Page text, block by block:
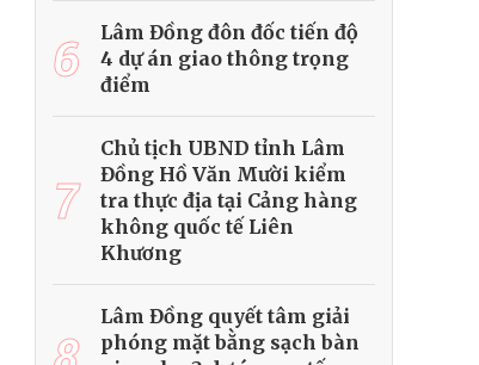
6
Lâm Đồng đôn đốc tiến độ
4 dự án giao thông trọng
điểm
7
Chủ tịch UBND tỉnh Lâm
Đồng Hồ Văn Mười kiểm
tra thực địa tại Cảng hàng
không quốc tế Liên
Khương
Lâm Đồng quyết tâm giải
phóng mặt bằng sạch bàn